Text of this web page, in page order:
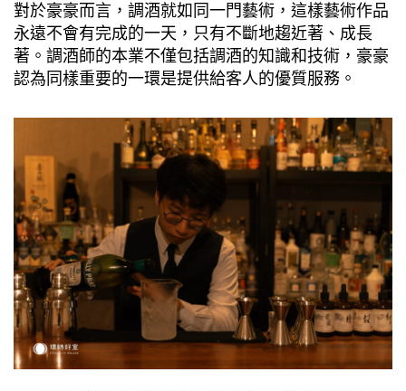
對於豪豪而言，調酒就如同一門藝術，這樣藝術作品
永遠不會有完成的一天，只有不斷地趨近著、成長
著。調酒師的本業不僅包括調酒的知識和技術，豪豪
認為同樣重要的一環是提供給客人的優質服務。